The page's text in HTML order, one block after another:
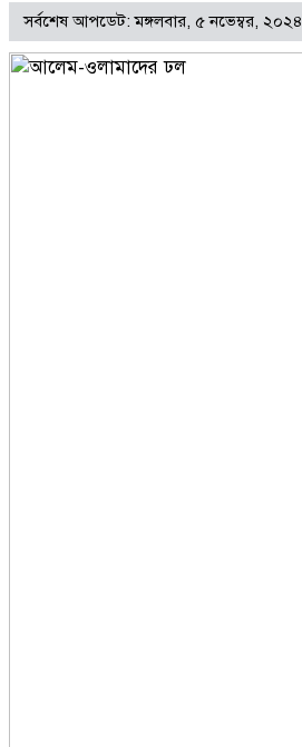
সর্বশেষ আপডেট: মঙ্গলবার, ৫ নভেম্বর, ২০২৪